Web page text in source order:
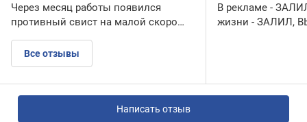
Через месяц работы появился
противный свист на малой скоро…
Все отзывы
В рекламе -
жизни - ЗАЛИЛ,
Написать отзыв